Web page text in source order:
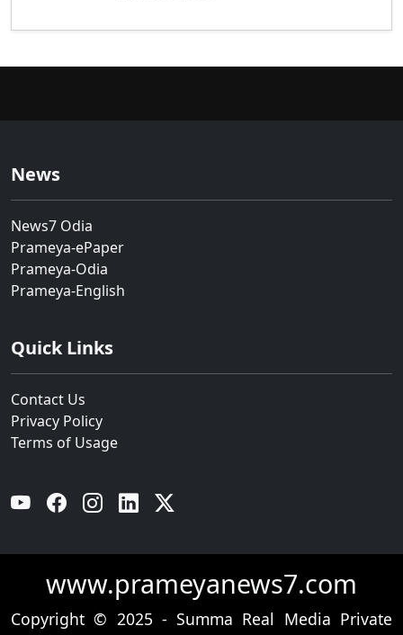
News
News7 Odia
Prameya-ePaper
Prameya-Odia
Prameya-English
Quick Links
Contact Us
Privacy Policy
Terms of Usage
YouTube Facebook Instagram Linkedin
www.prameyanews7.com
Copyright © 2025 - Summa Real Media Private